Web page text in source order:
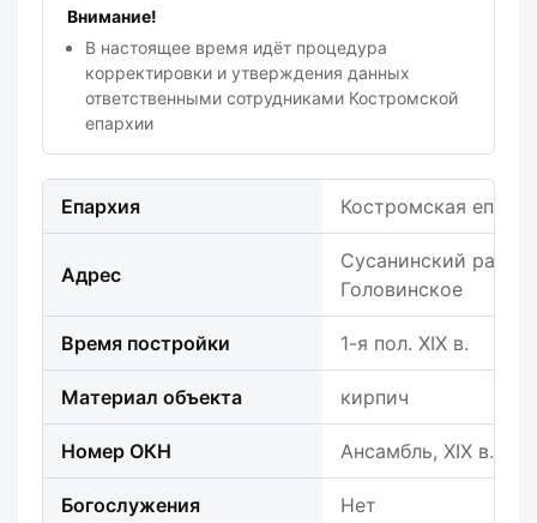
Внимание!
В настоящее время идёт процедура
корректировки и утверждения данных
ответственными сотрудниками Костромской
епархии
Епархия Костромская
Адрес
Сусанинский
Головинское
Время постройки 1-я пол. XIX в.
Материал объекта кирпич
Номер ОКН Ансамбль, XIX в.:
Богослужения Нет